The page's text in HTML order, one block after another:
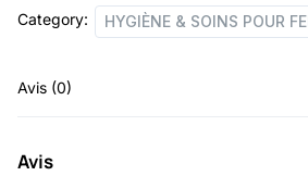
Category: HYGIÈNE & SOINS POUR
Avis (0)
Avis